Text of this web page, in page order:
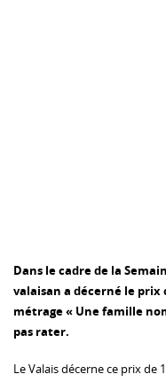
Dans le cadre de la
valaisan a décerné le prix
métrage « Une famille
pas rater.
Le Valais décerne ce prix de